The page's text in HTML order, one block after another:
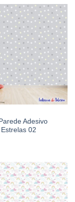
Adesivo
Estrelas 02